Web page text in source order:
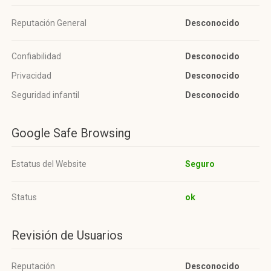
Reputación General Desconocido
Confiabilidad
Desconocido
Privacidad
Desconocido
Seguridad infantil
Desconocido
Google Safe Browsing
Estatus del Website Seguro
Status ok
Revisión de Usuarios
Reputación Desconocido